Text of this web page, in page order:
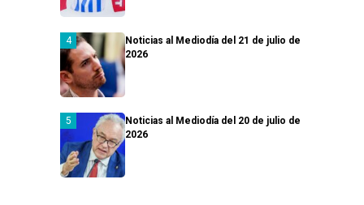
Noticias al Mediodía del 21 de julio de
2026
Noticias al Mediodía del 20 de julio de
2026